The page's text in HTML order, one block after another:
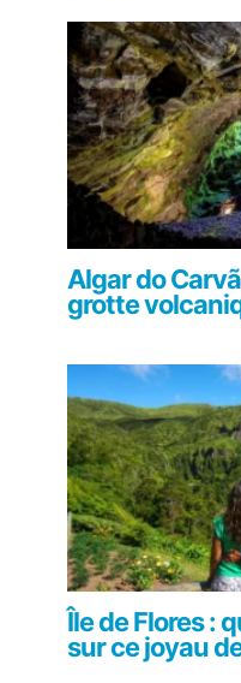
Algar do
grotte
Île de Flores :
sur ce joyau